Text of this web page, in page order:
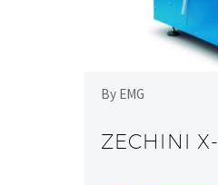
By EMG
ZECHINI